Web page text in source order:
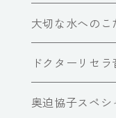
大切な水へのこ
ドクターリセ
奥迫協子スペ